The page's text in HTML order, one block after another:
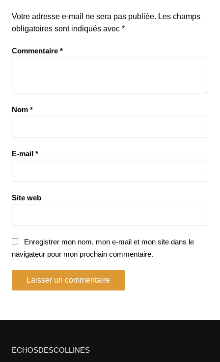
Votre adresse e-mail ne sera pas publiée. Les champs
obligatoires sont indiqués avec *
Commentaire *
Nom *
E-mail *
Site web
Enregistrer mon nom, mon e-mail et mon site dans le
navigateur pour mon prochain commentaire.
ECHOSDESCOLLINES